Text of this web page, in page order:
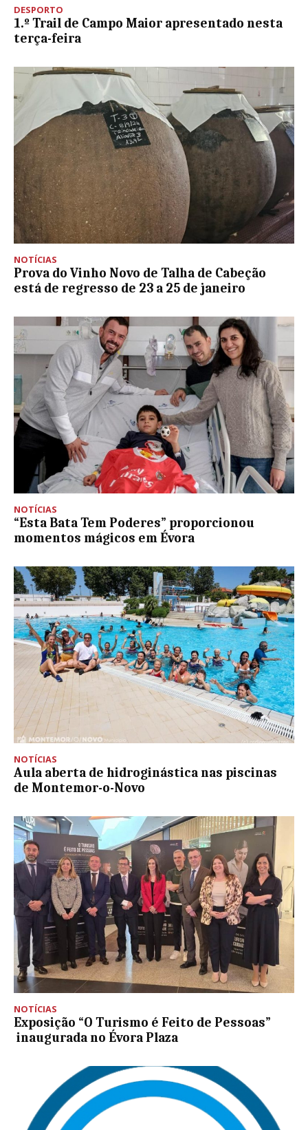
DESPORTO
1.º Trail de Campo Maior apresentado nesta
terça-feira
NOTÍCIAS
Prova do Vinho Novo de Talha de Cabeção
está de regresso de 23 a 25 de janeiro
NOTÍCIAS
“Esta Bata Tem Poderes” proporcionou
momentos mágicos em Évora
NOTÍCIAS
Aula aberta de hidroginástica nas piscinas
de Montemor-o-Novo
NOTÍCIAS
Exposição “O Turismo é Feito de Pessoas”
inaugurada no Évora Plaza